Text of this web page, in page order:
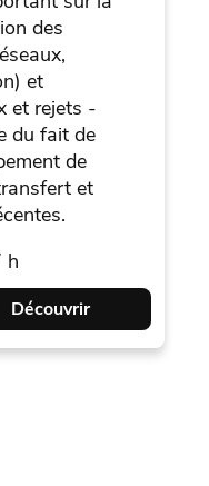
des
et
et rejets -
du fait de
de
et
h
Découvrir